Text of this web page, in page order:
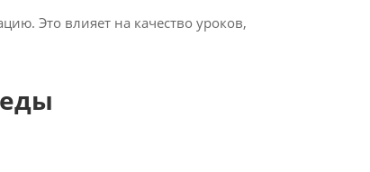
Это влияет на качество уроков,